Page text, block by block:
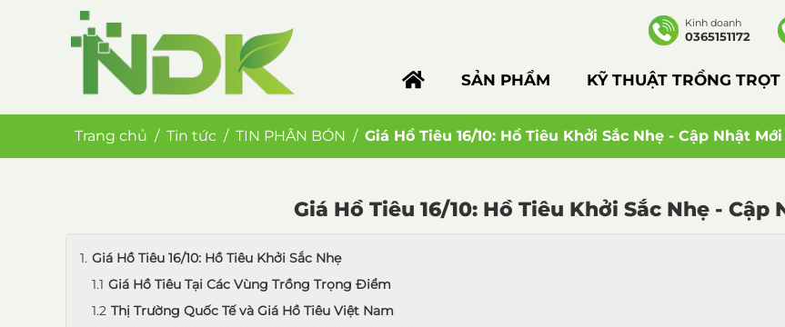
Kinh doanh
0365151172
SẢN PHẨM KỸ THUẬT TRỒNG TRỌT
Trang chủ Tin tức TIN PHÂN BÓN Giá Hồ Tiêu 16/10: Hồ Tiêu Khởi Sắc Nhẹ - Cập Nhật
Giá Hồ Tiêu 16/10: Hồ Tiêu Khởi Sắc Nhẹ -
Giá Hồ Tiêu 16/10: Hồ Tiêu Khởi Sắc Nhẹ
Giá Hồ Tiêu Tại Các Vùng Trồng Trọng Điểm
Thị Trường Quốc Tế và Giá Hồ Tiêu Việt Nam